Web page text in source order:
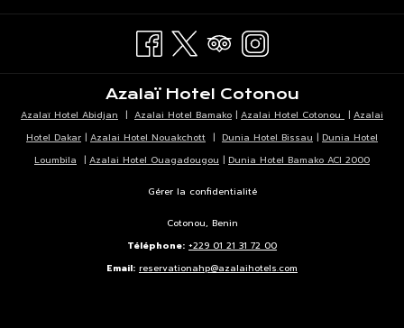
NOUVEL
ONGLET
ONGLET
Azalaï Hotel Cotonou
Azalaï Hotel Abidjan | Azalai Hotel Bamako | Azalai Hotel Cotonou | Azalai
Hotel Dakar | Azalai Hotel Nouakchott | Dunia Hotel Bissau | Dunia Hotel
Loumbila | Azalai Hotel Ouagadougou | Dunia Hotel Bamako ACI 2000
Gérer la confidentialité
Cotonou, Benin
Téléphone: +229 01 21 31 72 00
Email: reservationahp@azalaihotels.com